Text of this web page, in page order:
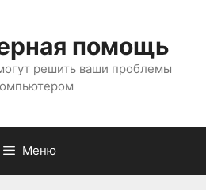
помощь
решить ваши проблемы
Меню